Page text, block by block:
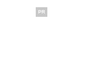
PR